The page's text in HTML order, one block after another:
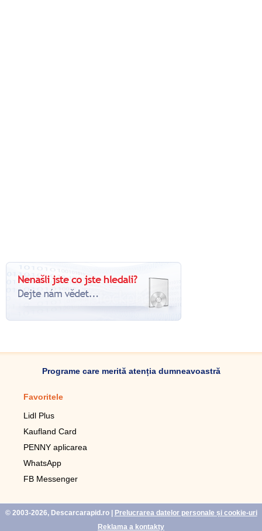
Programe care merită atenția dumneavoastră
Favoritele
Lidl Plus
Kaufland Card
PENNY aplicarea
WhatsApp
FB Messenger
© 2003-2026, Descarcarapid.ro|
Prelucrarea datelor personale și cookie-uri
Reklama a kontakty